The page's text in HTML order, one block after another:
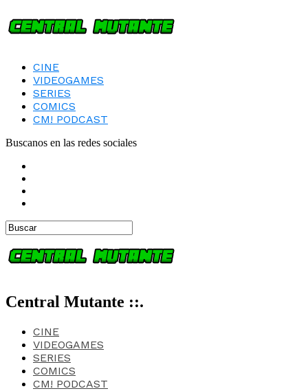
CINE
VIDEOGAMES
SERIES
COMICS
CM! PODCAST
Buscanos en las redes sociales
Central Mutante ::.
CINE
VIDEOGAMES
SERIES
COMICS
CM! PODCAST